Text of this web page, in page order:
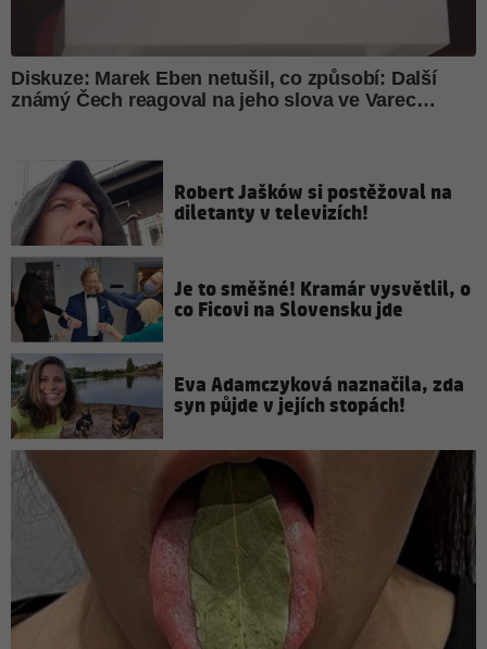
Robert Jašków si postěžoval na
diletanty v televizích!
Je to směšné! Kramár vysvětlil, o
co Ficovi na Slovensku jde
Eva Adamczyková naznačila, zda
syn půjde v jejích stopách!